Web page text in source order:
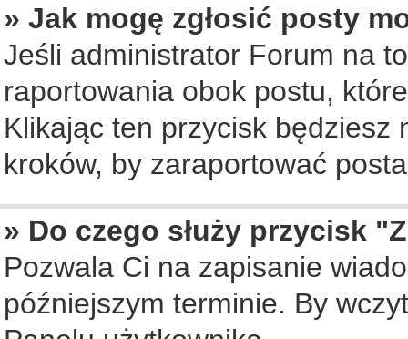
» Jak mogę zgłosić posty
Jeśli administrator Forum na
raportowania obok postu,
Klikając ten przycisk będziesz
kroków, by zaraportować
» Do czego służy przycisk
Pozwala Ci na zapisanie
późniejszym terminie. By